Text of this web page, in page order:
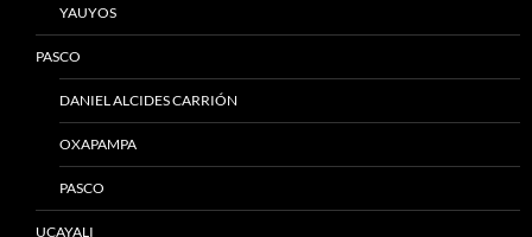
YAUYOS
PASCO
DANIEL ALCIDES CARRIÓN
OXAPAMPA
PASCO
UCAYALI